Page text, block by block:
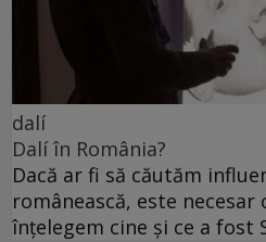
dalí
Dalí în România?
Dacă ar fi să căutăm
românească, este necesar
înțelegem cine și ce a fost